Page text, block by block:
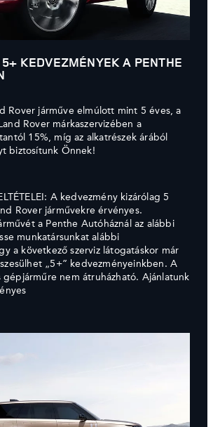
KEDVEZMÉNYEK A PENTHE
Rover járműve elmúlott mint 5 éves, a
Rover márkaszervizében a
15%, míg az alkatrészek árából
biztosítunk Önnek!
A kedvezmény kizárólag 5
Rover járművekre érvényes.
a Penthe Autóháznál az alábbi
munkatársunkat alábbi
a következő szerviz látogatáskor már
„5+” kedvezményeinkben. A
gépjárműre nem átruházható. Ajánlatunk